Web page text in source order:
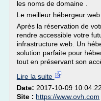
les noms de domaine .
Le meilleur hébergeur
Après la réservation de
rendre accessible votre
infrastructure web. Un
solution parfaite pour
tout en préservant son
Lire la suite
Date: 2017-10-09 10:04:22
Site : https://www.ovh.com